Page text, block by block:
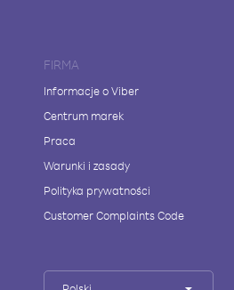
FIRMA
Informacje o Viber
Centrum marek
Praca
Warunki i zasady
Polityka prywatności
Customer Complaints Code